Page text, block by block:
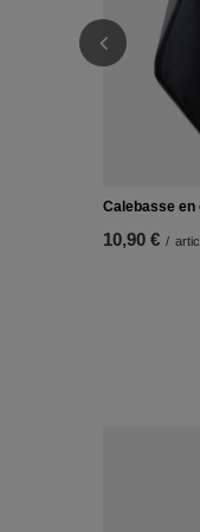
Calebasse en
10,90 € /